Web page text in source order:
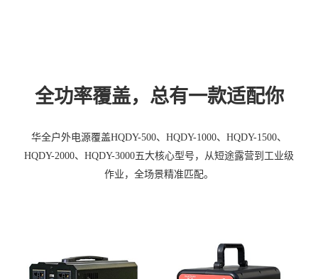
全功率覆盖，总有一款适配你
华全户外电源覆盖HQDY-500、HQDY-1000、HQDY-1500、
HQDY-2000、HQDY-3000五大核心型号，从短途露营到工业级
作业，全场景精准匹配。